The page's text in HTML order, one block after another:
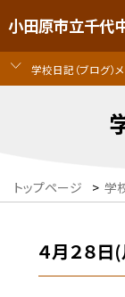
小田原市立千代
学校日記（ブログ）
トップページ > 学
４月２８